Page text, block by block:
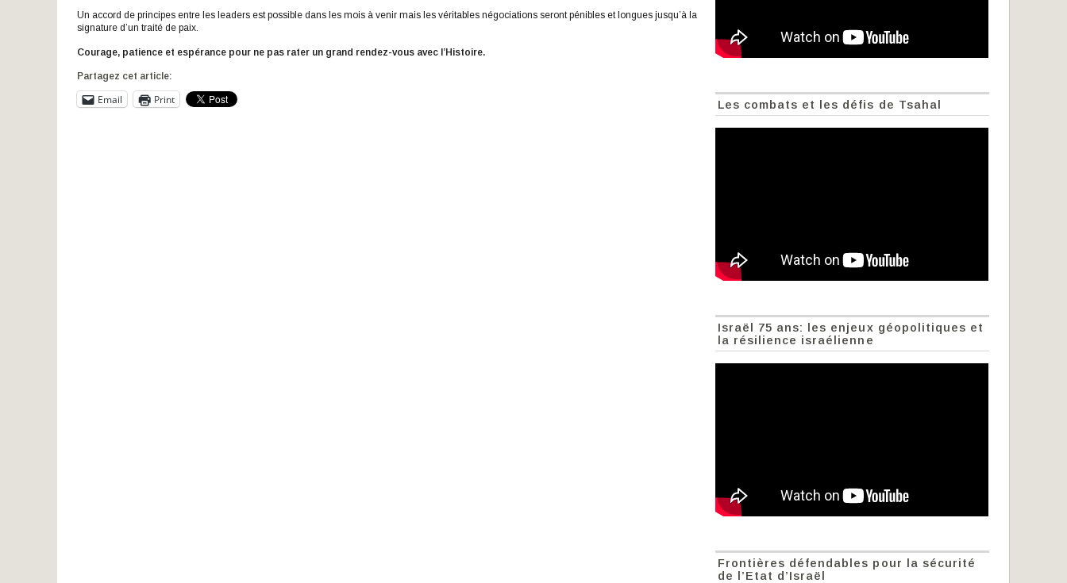
Un accord de principes entre les leaders est possible dans les mois à venir mais les véritables négociations seront pénibles et longues jusqu’à la
signature d’un traité de paix.
Courage, patience et espérance pour ne pas rater un grand rendez-vous avec l’Histoire.
Partagez cet article:
Email Print Les combats et les défis de Tsahal
Israël 75 ans: les enjeux géopolitiques et
la résilience israélienne
Frontières défendables pour la sécurité
de l’Etat d’Israël